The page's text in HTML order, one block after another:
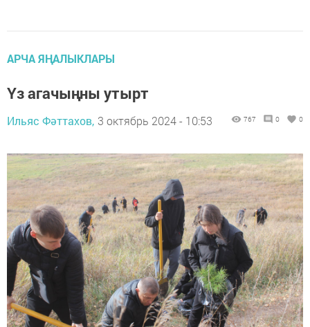
АРЧА ЯҢАЛЫКЛАРЫ
Үз агачыңны утырт
Ильяс Фәттахов, 3 октябрь 2024 - 10:53 767 0 0